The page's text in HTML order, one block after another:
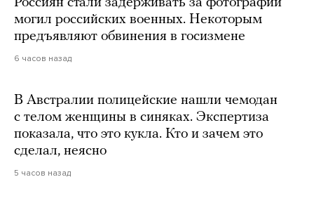
могил российских военных. Некоторым
предъявляют обвинения в госизмене
6 часов назад
В Австралии полицейские нашли чемодан
с телом женщины в синяках. Экспертиза
показала, что это кукла. Кто и зачем это
сделал, неясно
5 часов назад